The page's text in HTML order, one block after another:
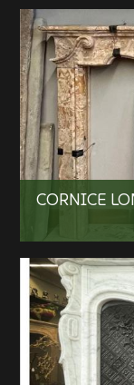
CORNICE